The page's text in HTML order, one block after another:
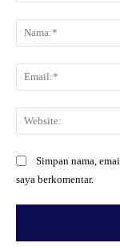
Simpan nama,
saya berkomentar.